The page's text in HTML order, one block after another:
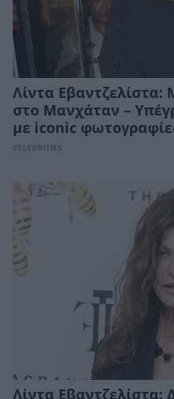
Λίντα
στο Μανχάταν –
με iconic
CELEBRITIES
Λίντα Εβαντζελίστα: